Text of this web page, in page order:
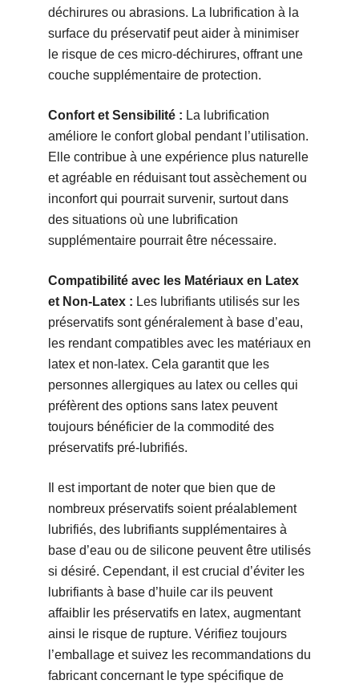
déchirures ou abrasions. La lubrification à la
surface du préservatif peut aider à minimiser
le risque de ces micro-déchirures, offrant une
couche supplémentaire de protection.
Confort et Sensibilité : La lubrification
améliore le confort global pendant l’utilisation.
Elle contribue à une expérience plus naturelle
et agréable en réduisant tout assèchement ou
inconfort qui pourrait survenir, surtout dans
des situations où une lubrification
supplémentaire pourrait être nécessaire.
Compatibilité avec les Matériaux en Latex
et Non-Latex : Les lubrifiants utilisés sur les
préservatifs sont généralement à base d’eau,
les rendant compatibles avec les matériaux en
latex et non-latex. Cela garantit que les
personnes allergiques au latex ou celles qui
préfèrent des options sans latex peuvent
toujours bénéficier de la commodité des
préservatifs pré-lubrifiés.
Il est important de noter que bien que de
nombreux préservatifs soient préalablement
lubrifiés, des lubrifiants supplémentaires à
base d’eau ou de silicone peuvent être utilisés
si désiré. Cependant, il est crucial d’éviter les
lubrifiants à base d’huile car ils peuvent
affaiblir les préservatifs en latex, augmentant
ainsi le risque de rupture. Vérifiez toujours
l’emballage et suivez les recommandations du
fabricant concernant le type spécifique de